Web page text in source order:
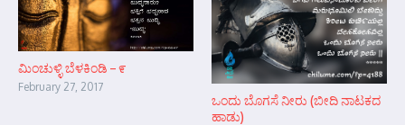
ಮಿಂಚುಳ್ಳಿ ಬೆಳಕಿಂಡಿ – ೯
February 27, 2017
ಒಂದು ಬೊಗಸೆ ನೀರು (ಬೀದಿ ನಾಟಕದ
ಹಾಡು)